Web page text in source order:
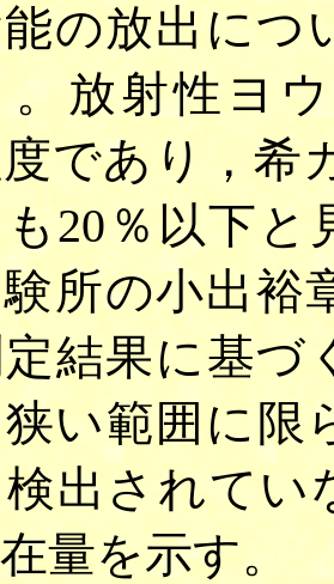
の放出につ
。放射性ヨ
であり，希
20％以下と
所の小出裕
結果に基づ
い範囲に限
出されてい
量を示す。